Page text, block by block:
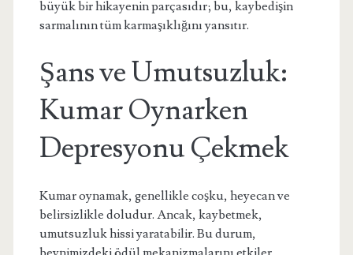
büyük bir hikayenin parçasıdır; bu, kaybedişin
sarmalının tüm karmaşıklığını yansıtır.
Şans ve Umutsuzluk:
Kumar Oynarken
Depresyonu Çekmek
Kumar oynamak, genellikle coşku, heyecan ve
belirsizlikle doludur. Ancak, kaybetmek,
umutsuzluk hissi yaratabilir. Bu durum,